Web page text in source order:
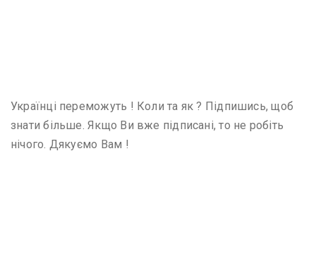
Українці переможуть ! Коли та як ? Підпишись, щоб
знати більше. Якщо Ви вже підписані, то не робіть
нічого. Дякуємо Вам !